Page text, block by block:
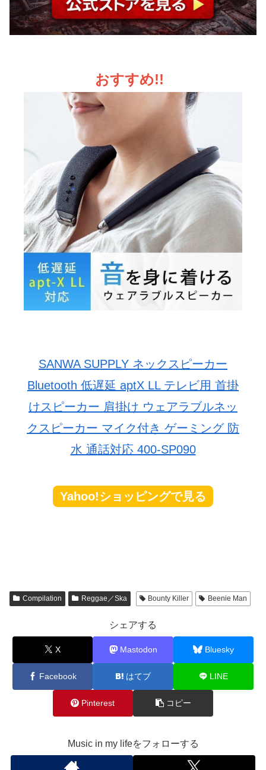
おすすめ!!
SANWA SUPPLY ネックスピーカー
Bluetooth 低遅延 aptX LL テレビ用 首掛
けスピーカー 肩掛け ウェアラブルネッ
クスピーカー マイク付き ゲーミング 防
水 通話対応 400-SP090
Yahoo!ショッピングで見る
Compilation Reggae／Ska Bounty Killer Beenie Man
シェアする
X Mastodon Bluesky
Facebook はてブ LINE
Pinterest コピー
Music in my lifeをフォローする